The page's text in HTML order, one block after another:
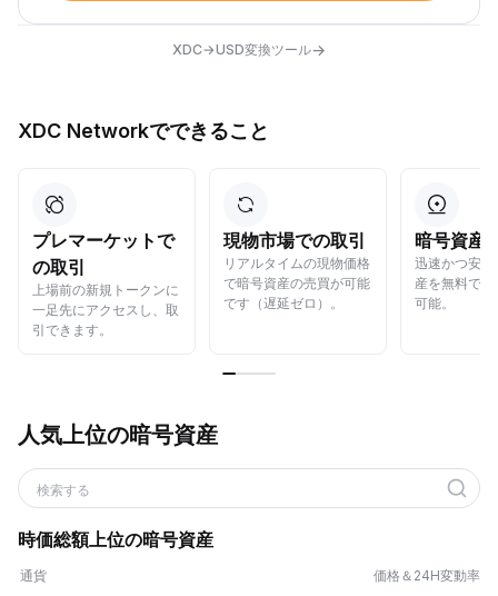
XDC→USD変換ツール→
XDC Networkでできること
プレマーケットで
の取引
上場前の新規トークンに
一足先にアクセスし、取
引できます。
現物市場での取引
リアルタイムの現物価格
で暗号資産の売買が可能
です（遅延ゼロ）。
暗号資産
迅速かつ安
産を無料で
可能。
人気上位の暗号資産
検索する
時価総額上位の暗号資産
通貨 価格＆24H変動率